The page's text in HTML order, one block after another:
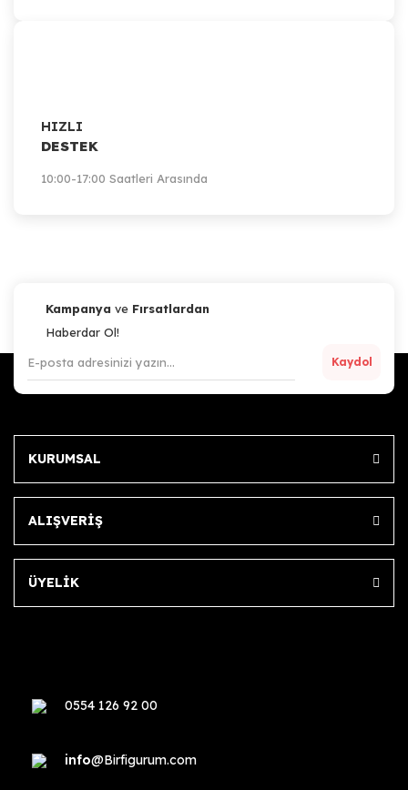
HIZLI
DESTEK
10:00-17:00 Saatleri Arasında
Kampanya ve Fırsatlardan
Haberdar Ol!
Kaydol
KURUMSAL
ALIŞVERİŞ
ÜYELİK
0554 126 92 00
info@Birfigurum.com